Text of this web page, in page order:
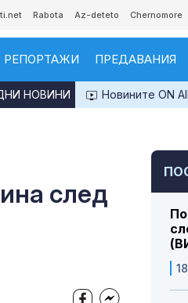
Rabota Az-deteto Chernomore
РЕПОРТАЖИ ПРЕДАВАНИЯ
Новините ON
НОВИНИ
след